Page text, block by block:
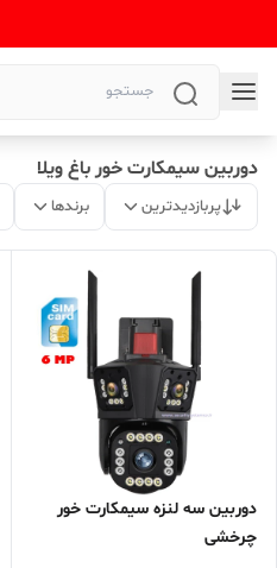
دوربین سیمکارت خور باغ ویلا
پربازدیدترین برندها
دوربین سه لنزه سیمکارت خور
چرخشی